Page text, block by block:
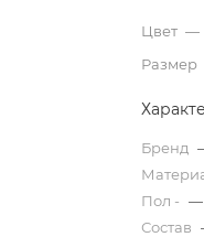
Цвет —
Размер
Бренд
Пол - —
Состав